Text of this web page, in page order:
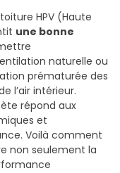
HPV (Haute
une bonne
naturelle ou
prématurée des
l’air intérieur.
répond aux
et
Voilà comment
non seulement la